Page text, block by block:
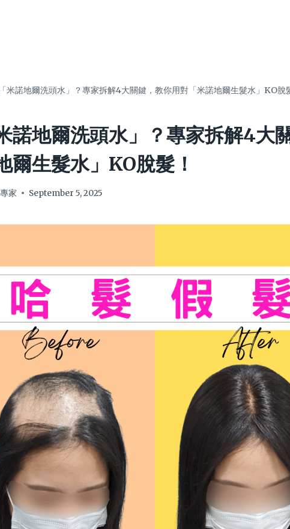
米諾地爾洗頭水」？專家拆解4大關鍵，教你用對「米諾地爾生髮水」KO脫
諾地爾洗頭水」？專家拆解4大
爾生髮水」KO脫髮！
家 September 5, 2025